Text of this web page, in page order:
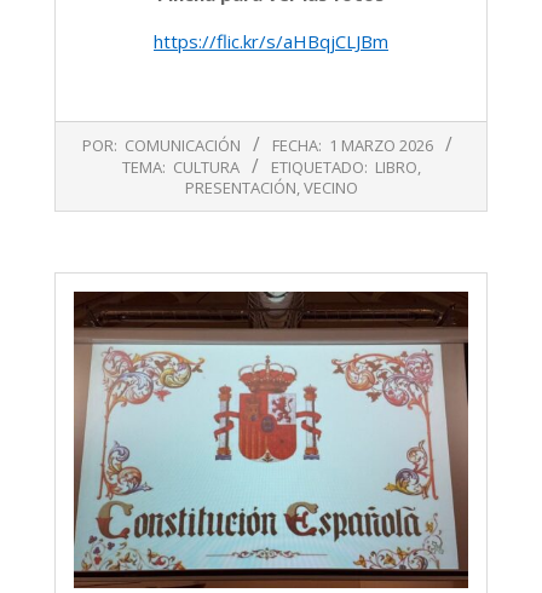
https://flic.kr/s/aHBqjCLJBm
POR: COMUNICACIÓN FECHA: 1 MARZO 2026
TEMA: CULTURA ETIQUETADO: LIBRO,
PRESENTACIÓN,VECINO